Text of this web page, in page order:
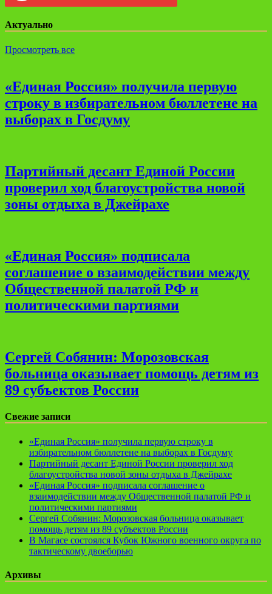
Актуально
Просмотреть все
«Единая Россия» получила первую
строку в избирательном бюллетене на
выборах в Госдуму
Партийный десант Единой России
проверил ход благоустройства новой
зоны отдыха в Джейрахе
«Единая Россия» подписала
соглашение о взаимодействии между
Общественной палатой РФ и
политическими партиями
Сергей Собянин: Морозовская
больница оказывает помощь детям из
89 субъектов России
Свежие записи
«Единая Россия» получила первую строку в
избирательном бюллетене на выборах в Госдуму
Партийный десант Единой России проверил ход
благоустройства новой зоны отдыха в Джейрахе
«Единая Россия» подписала соглашение о
взаимодействии между Общественной палатой РФ и
политическими партиями
Сергей Собянин: Морозовская больница оказывает
помощь детям из 89 субъектов России
В Магасе состоялся Кубок Южного военного округа по
тактическому двоеборью
Архивы